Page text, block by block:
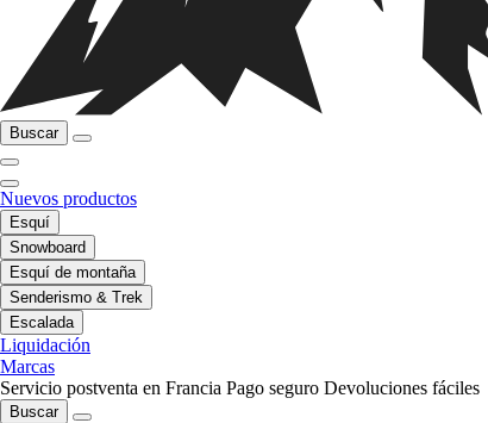
Buscar
Nuevos productos
Esquí
Snowboard
Esquí de montaña
Senderismo & Trek
Escalada
Liquidación
Marcas
Servicio postventa en Francia Pago seguro Devoluciones fáciles
Buscar